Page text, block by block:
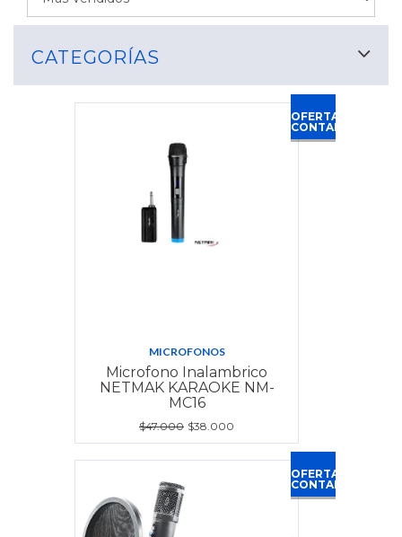
CATEGORÍAS
OFERTA
CONTADO
MICROFONOS
Microfono Inalambrico
NETMAK KARAOKE NM-
MC16
$47.000 $38.000
OFERTA
CONTADO